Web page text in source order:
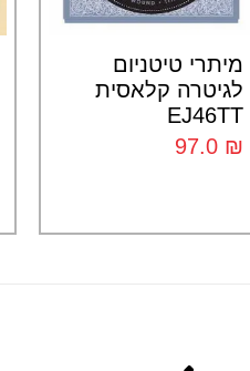
מיתרי טיטניום
לגיטרה קלאסית
EJ46TT
₪